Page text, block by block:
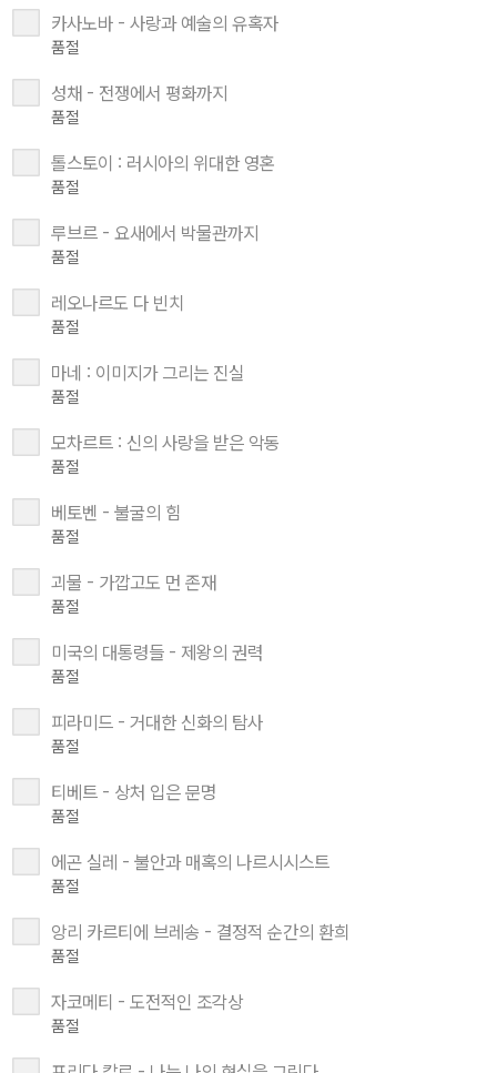
카사노바 - 사랑과 예술의 유혹자
품절
성채 - 전쟁에서 평화까지
품절
톨스토이 : 러시아의 위대한 영혼
품절
루브르 - 요새에서 박물관까지
품절
레오나르도 다 빈치
품절
마네 : 이미지가 그리는 진실
품절
모차르트 : 신의 사랑을 받은 악동
품절
베토벤 - 불굴의 힘
품절
괴물 - 가깝고도 먼 존재
품절
미국의 대통령들 - 제왕의 권력
품절
피라미드 - 거대한 신화의 탐사
품절
티베트 - 상처 입은 문명
품절
에곤 실레 - 불안과 매혹의 나르시시스트
품절
앙리 카르티에 브레송 - 결정적 순간의 환희
품절
자코메티 - 도전적인 조각상
품절